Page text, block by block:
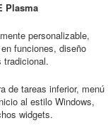
Plasma
personalizable,
funciones, diseño
tradicional.
de tareas inferior, menú
al estilo Windows,
widgets.